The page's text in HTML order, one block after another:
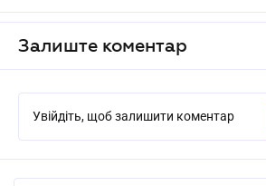
Залиште коментар
Увійдіть, щоб залишити коментар